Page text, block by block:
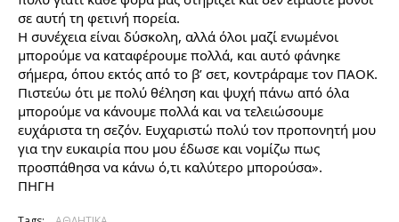
σε αυτή τη φετινή πορεία.
Η συνέχεια είναι δύσκολη, αλλά όλοι μαζί ενωμένοι
μπορούμε να καταφέρουμε πολλά, και αυτό φάνηκε
σήμερα, όπου εκτός από το β’ σετ, κοντράραμε τον ΠΑΟΚ.
Πιστεύω ότι με πολύ θέληση και ψυχή πάνω από όλα
μπορούμε να κάνουμε πολλά και να τελειώσουμε
ευχάριστα τη σεζόν. Ευχαριστώ πολύ τον προπονητή μου
για την ευκαιρία που μου έδωσε και νομίζω πως
προσπάθησα να κάνω ό,τι καλύτερο μπορούσα».
ΠΗΓΗ